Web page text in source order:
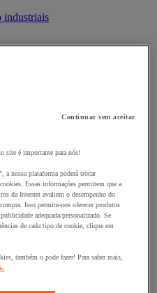
industriais
volumosa
Continuar sem aceitar
site é importante para nós!
nossa plataforma poderá trocar
Essas informações permitem que a
da Internet avaliem o desempenho do
Isso permite-nos oferecer produtos
adequada/personalizado. Se
de cada tipo de cookie, clique em
também o pode fazer! Para saber mais,